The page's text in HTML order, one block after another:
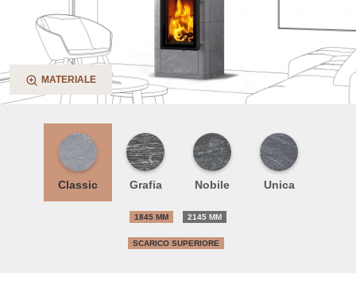
MATERIALE
Classic Grafia Nobile Unica
1845 MM 2145 MM
SCARICO SUPERIORE